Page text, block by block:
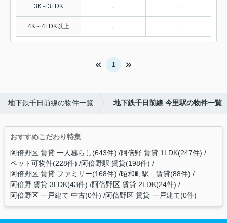
3K～3LDK - -
4K～4LDK以上 - -
1
地下鉄千日前線の物件一覧 地下鉄千日前線 今里駅の物件一覧
おすすめこだわり特集
阿倍野区 賃貸 一人暮らし(643件) 阿倍野 賃貸 1LDK(247件)
ペット可物件(228件) 阿倍野駅 賃貸(198件)
阿倍野区 賃貸 ファミリー(168件) 昭和町駅 賃貸(88件)
阿倍野 賃貸 3LDK(43件) 阿倍野区 賃貸 2LDK(24件)
阿倍野区 一戸建て 中古(0件) 阿倍野区 賃貸 一戸建て(0件)